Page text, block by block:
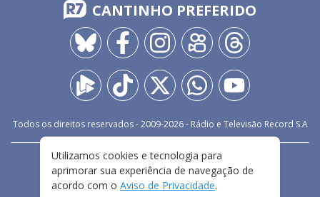
CANTINHO PREFERIDO
Todos os direitos reservados - 2009-2026- Rádio e Televisão Record S.A
FALE CONOSCO
PRIVACIDADE
TERMOS E CONDIÇÕES DE USO
Utilizamos cookies e tecnologia para
aprimorar sua experiência de navegação de
acordo com o Aviso de Privacidade.